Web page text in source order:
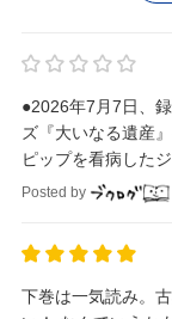
●2026年7月7日、
ズ『大いなる遺産
ピップを看病した
Posted by
下巻は一気読み。